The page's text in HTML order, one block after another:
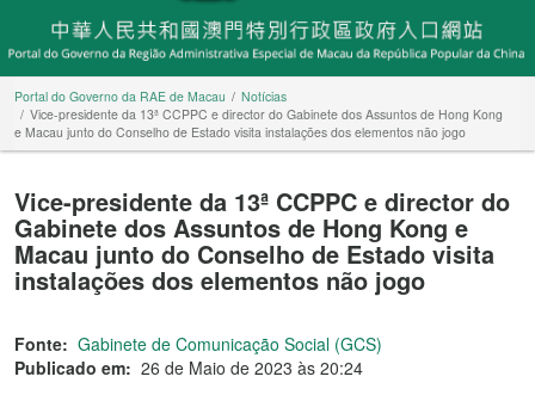
Portal do Governo da RAE de Macau
Notícias
Vice-presidente da 13ª CCPPC e director do Gabinete dos Assuntos de Hong Kong
e Macau junto do Conselho de Estado visita instalações dos elementos não jogo
Vice-presidente da 13ª CCPPC e director do
Gabinete dos Assuntos de Hong Kong e
Macau junto do Conselho de Estado visita
instalações dos elementos não jogo
Fonte: Gabinete de Comunicação Social (GCS)
Publicado em: 26 de Maio de 2023 às 20:24